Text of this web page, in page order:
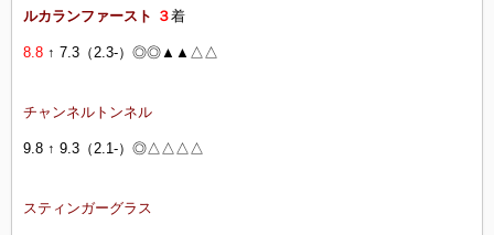
ルカランファースト ３着
8.8 ↑ 7.3（2.3-）◎◎▲▲△△
チャンネルトンネル
9.8 ↑ 9.3（2.1-）◎△△△△
スティンガーグラス